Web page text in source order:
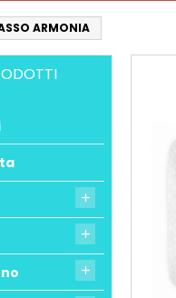
ARMONIA


